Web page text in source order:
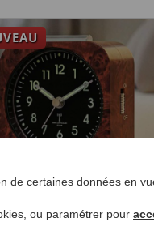
de certaines données en
ou paramétrer pour